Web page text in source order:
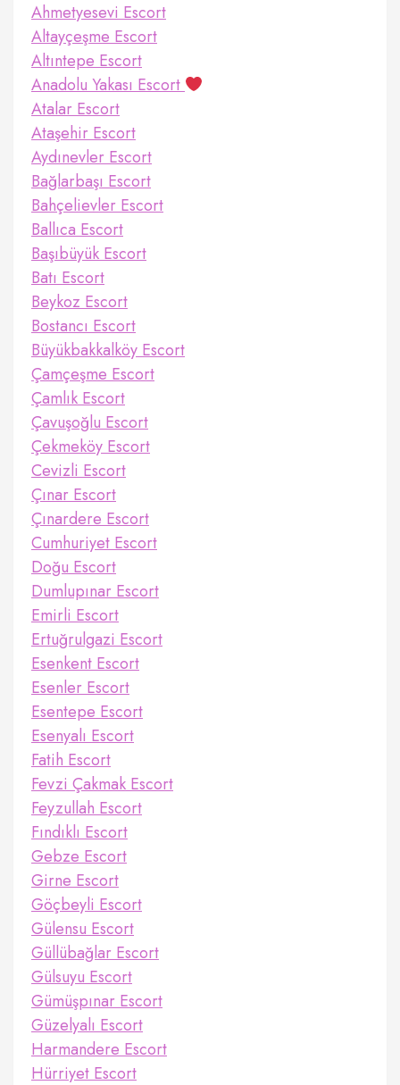
Ahmetyesevi Escort
Altayçeşme Escort
Altıntepe Escort
Anadolu Yakası Escort
Atalar Escort
Ataşehir Escort
Aydınevler Escort
Bağlarbaşı Escort
Bahçelievler Escort
Ballıca Escort
Başıbüyük Escort
Batı Escort
Beykoz Escort
Bostancı Escort
Büyükbakkalköy Escort
Çamçeşme Escort
Çamlık Escort
Çavuşoğlu Escort
Çekmeköy Escort
Cevizli Escort
Çınar Escort
Çınardere Escort
Cumhuriyet Escort
Doğu Escort
Dumlupınar Escort
Emirli Escort
Ertuğrulgazi Escort
Esenkent Escort
Esenler Escort
Esentepe Escort
Esenyalı Escort
Fatih Escort
Fevzi Çakmak Escort
Feyzullah Escort
Fındıklı Escort
Gebze Escort
Girne Escort
Göçbeyli Escort
Gülensu Escort
Güllübağlar Escort
Gülsuyu Escort
Gümüşpınar Escort
Güzelyalı Escort
Harmandere Escort
Hürriyet Escort